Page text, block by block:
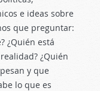
e ideas sobre
que preguntar:
¿Quién está
¿Quién
y que
lo que es